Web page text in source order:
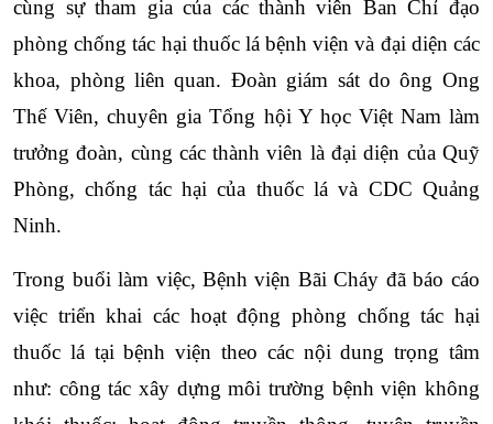
cùng sự tham gia của các thành viên Ban Chỉ đạo
phòng chống tác hại thuốc lá bệnh viện và đại diện các
khoa, phòng liên quan. Đoàn giám sát do ông Ong
Thế Viên, chuyên gia Tổng hội Y học Việt Nam làm
trưởng đoàn, cùng các thành viên là đại diện của Quỹ
Phòng, chống tác hại của thuốc lá và CDC Quảng
Ninh.
Trong buổi làm việc, Bệnh viện Bãi Cháy đã báo cáo
việc triển khai các hoạt động phòng chống tác hại
thuốc lá tại bệnh viện theo các nội dung trọng tâm
như: công tác xây dựng môi trường bệnh viện không